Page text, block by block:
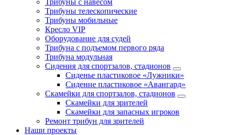
Трибуны с навесом
Трибуны телескопические
Трибуны мобильные
Кресло VIP
Оборудование для судей
Трибуна с подъемом первого ряда
Трибуна модульная
Сидения для спортзалов, стадионов
Сиденье пластиковое «Лужники»
Сидение пластиковое «Авангард»
Скамейки для спортзалов, стадионов
Скамейки для зрителей
Скамейки для запасных игроков
Ремонт трибун для зрителей
Наши проекты